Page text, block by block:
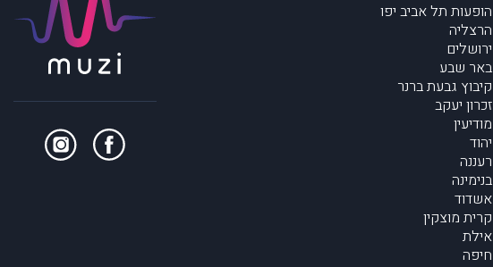
הופעות תל אביב יפו
הרצליה
ירושלים
באר שבע
קיבוץ גבעת ברנר
זכרון יעקב
מודיעין
יהוד
רעננה
בנימינה
אשדוד
קרית מוצקין
אילת
חיפה